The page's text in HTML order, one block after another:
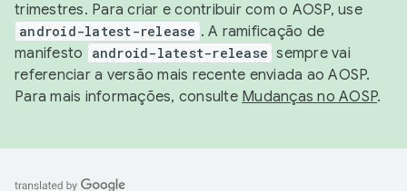
trimestres. Para criar e contribuir com o AOSP, use
android-latest-release . A ramificação de
manifesto
android-latest-release sempre vai
referenciar a versão mais recente enviada ao AOSP.
Para mais informações, consulte Mudanças no AOSP.